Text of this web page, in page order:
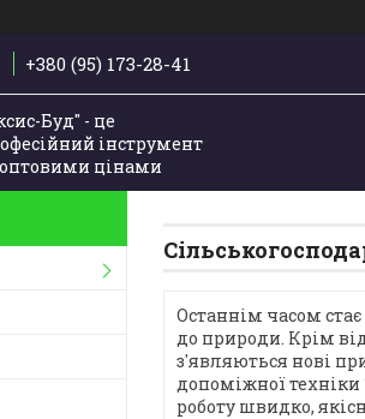
+380 (95) 173-28-41
Буд" - це
інструмент
оптовими цінами
Останнім часом
до природи. Крім
з'являються нові
допоміжної
роботу швидко,